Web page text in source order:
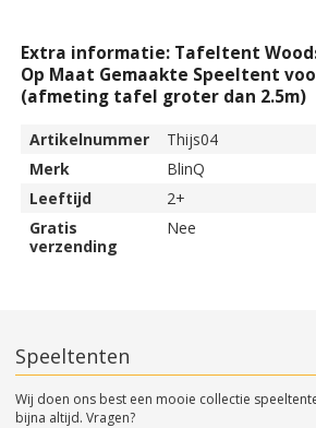
Extra informatie: Tafeltent
Op Maat Gemaakte Speeltent
(afmeting tafel groter dan 2.5m)
Artikelnummer
Thijs04
Merk
BlinQ
Leeftijd
2+
Gratis
verzending
Nee
Speeltenten
Wij doen ons best een mooie collectie
bijna altijd. Vragen?